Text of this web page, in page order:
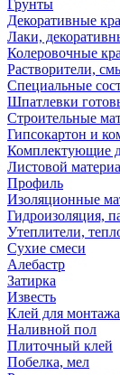
Грунты
Декоративные
Лаки,
Колеровочные
Растворители,
Специальные
Шпатлевки
Строительные
Гипсокартон и
Комплектующие
Листовой
Профиль
Изоляционные
Гидроизоляция,
Утеплители,
Сухие смеси
Алебастр
Затирка
Известь
Клей для
Наливной пол
Плиточный клей
Побелка, мел